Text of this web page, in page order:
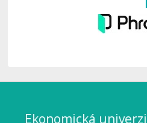
Ekonomická